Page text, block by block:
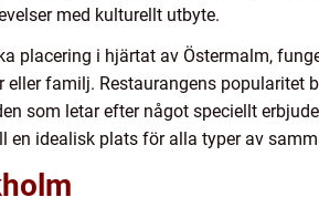
med kulturellt utbyte.
placering i hjärtat av Östermalm,
eller familj. Restaurangens
som letar efter något speciellt
en idealisk plats för alla typer av